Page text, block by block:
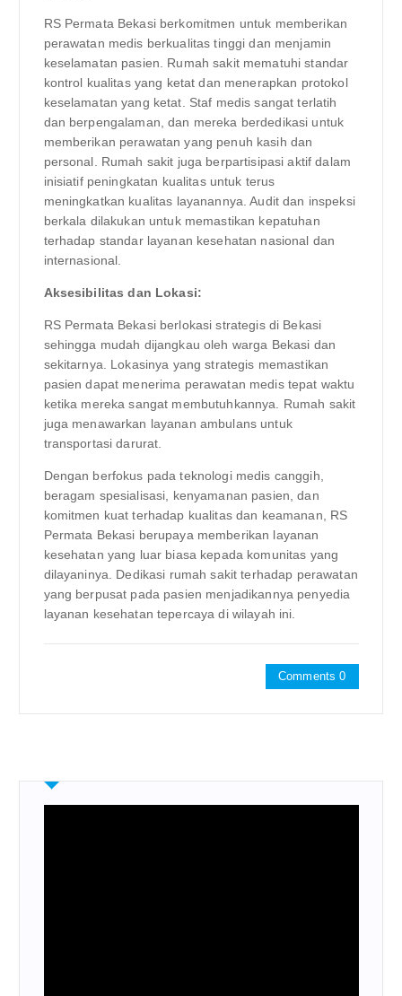
RS Permata Bekasi berkomitmen untuk memberikan
perawatan medis berkualitas tinggi dan menjamin
keselamatan pasien. Rumah sakit mematuhi standar
kontrol kualitas yang ketat dan menerapkan protokol
keselamatan yang ketat. Staf medis sangat terlatih
dan berpengalaman, dan mereka berdedikasi untuk
memberikan perawatan yang penuh kasih dan
personal. Rumah sakit juga berpartisipasi aktif dalam
inisiatif peningkatan kualitas untuk terus
meningkatkan kualitas layanannya. Audit dan inspeksi
berkala dilakukan untuk memastikan kepatuhan
terhadap standar layanan kesehatan nasional dan
internasional.
Aksesibilitas dan Lokasi:
RS Permata Bekasi berlokasi strategis di Bekasi
sehingga mudah dijangkau oleh warga Bekasi dan
sekitarnya. Lokasinya yang strategis memastikan
pasien dapat menerima perawatan medis tepat waktu
ketika mereka sangat membutuhkannya. Rumah sakit
juga menawarkan layanan ambulans untuk
transportasi darurat.
Dengan berfokus pada teknologi medis canggih,
beragam spesialisasi, kenyamanan pasien, dan
komitmen kuat terhadap kualitas dan keamanan, RS
Permata Bekasi berupaya memberikan layanan
kesehatan yang luar biasa kepada komunitas yang
dilayaninya. Dedikasi rumah sakit terhadap perawatan
yang berpusat pada pasien menjadikannya penyedia
layanan kesehatan tepercaya di wilayah ini.
Comments 0